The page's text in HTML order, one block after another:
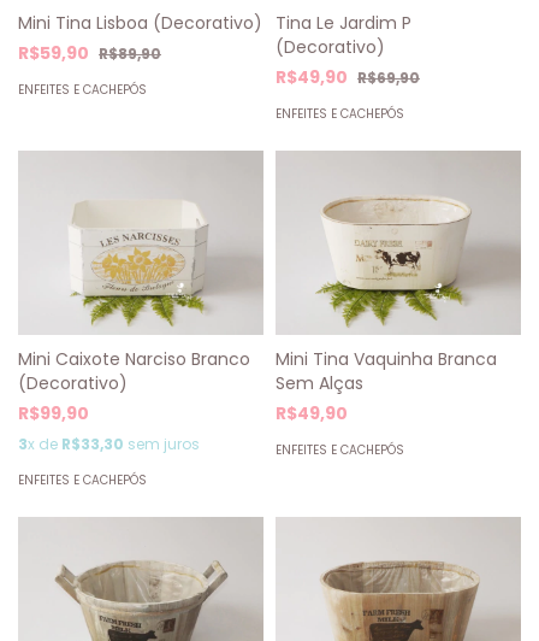
Mini Tina Lisboa (Decorativo)
R$59,90 R$89,90
ENFEITES E CACHEPÓS
Tina Le Jardim P
(Decorativo)
R$49,90 R$69,90
ENFEITES E CACHEPÓS
Mini Caixote Narciso Branco
(Decorativo)
R$99,90
3x de R$33,30 sem juros
ENFEITES E CACHEPÓS
Mini Tina Vaquinha Branca
Sem Alças
R$49,90
ENFEITES E CACHEPÓS